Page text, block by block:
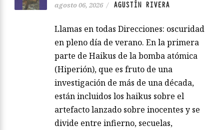
agosto 06, 2026 / AGUSTÍN RIVERA
Llamas en todas Direcciones: oscuridad
en pleno día de verano. En la primera
parte de Haikus de la bomba atómica
(Hiperión), que es fruto de una
investigación de más de una década,
están incluidos los haikus sobre el
artefacto lanzado sobre inocentes y se
divide entre infierno, secuelas,